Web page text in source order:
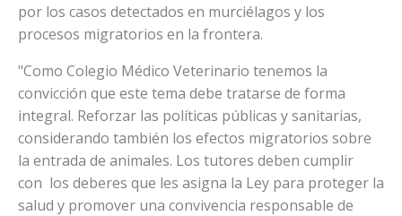
por los casos detectados en murciélagos y los
procesos migratorios en la frontera.
"Como Colegio Médico Veterinario tenemos la
convicción que este tema debe tratarse de forma
integral. Reforzar las políticas públicas y sanitarias,
considerando también los efectos migratorios sobre
la entrada de animales. Los tutores deben cumplir
con los deberes que les asigna la Ley para proteger la
salud y promover una convivencia responsable de